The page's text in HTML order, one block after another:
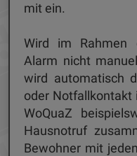
mit ein.
Wird im Rahmen
Alarm nicht
wird automatisch
oder Notfallkontakt
WoQuaZ
Hausnotruf
Bewohner mit